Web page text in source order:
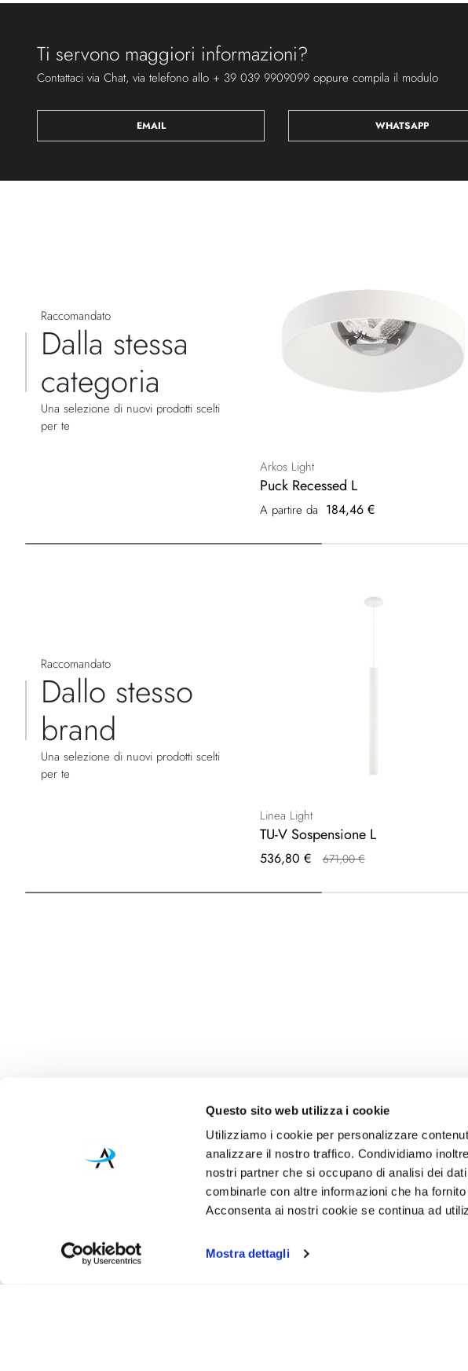
Questo sito web utilizza i cookie
Utilizziamo i cookie per personalizzare
analizzare il nostro traffico. Condividiamo
nostri partner che si occupano di analisi dei
combinarle con altre informazioni che ha
Acconsenta ai nostri cookie se continua ad
Mostra dettagli
Ti servono maggiori informazioni?
Contattaci via Chat, via telefono allo + 39 039 9909099 oppure compila il modulo
EMAIL WHATSAPP
Raccomandato
Dalla stessa
categoria
Una selezione di nuovi prodotti scelti
per te
Arkos Light
Puck Recessed L
A partire da 184,46 €
Raccomandato
Dallo stesso
brand
Una selezione di nuovi prodotti scelti
per te
Linea Light
TU-V Sospensione L
Prezzo
536,80 € 671,00 €